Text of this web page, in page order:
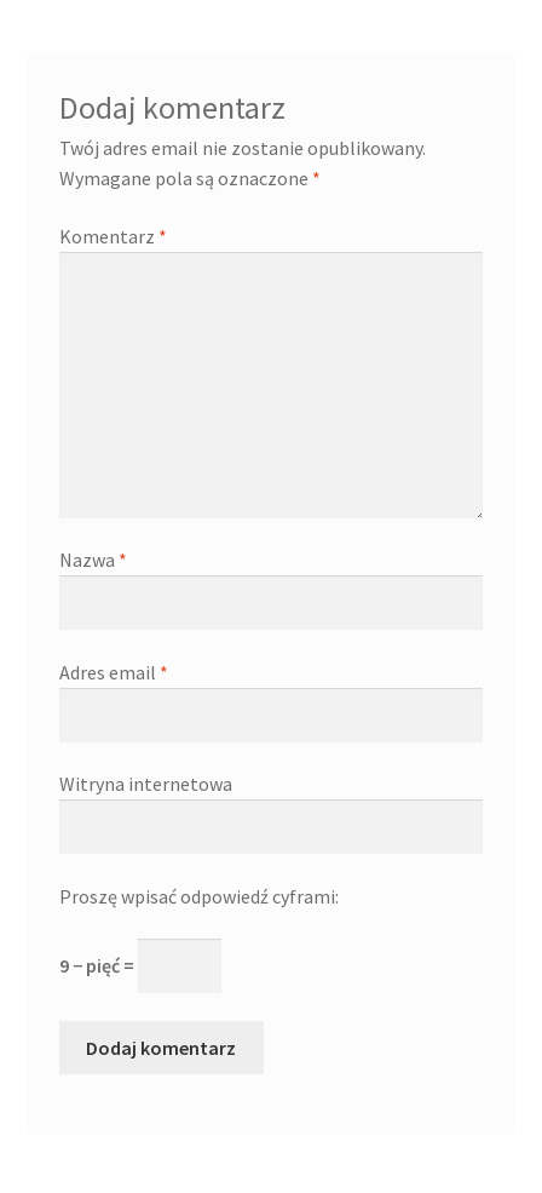
Dodaj komentarz
Twój adres email nie zostanie opublikowany.
Wymagane pola są oznaczone *
Komentarz *
Nazwa *
Adres email *
Witryna internetowa
Proszę wpisać odpowiedź cyframi:
9 − pięć =